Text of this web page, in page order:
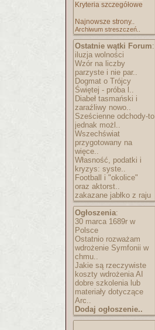
Kryteria szczegółowe
Najnowsze strony..
Archiwum streszczeń..
Ostatnie wątki Forum:
iluzja wolności
Wzór na liczby
parzyste i nie par..
Dogmat o Trójcy
Świętej - próba l..
Diabeł tasmański i
zaraźliwy nowo..
Sześcienne odchody-to
jednak możl..
Wszechświat
przygotowany na
więce..
Własność, podatki i
kryzys: syste..
Football i "okolice"
oraz aktorst..
zakazane jabłko z raju
Ogłoszenia:
30 marca 1689r w
Polsce
Ostatnio rozważam
wdrożenie Symfonii w
chmu..
Jakie są rzeczywiste
koszty wdrożenia AI
dobre szkolenia lub
materiały dotyczące
Arc..
Dodaj ogłoszenie..